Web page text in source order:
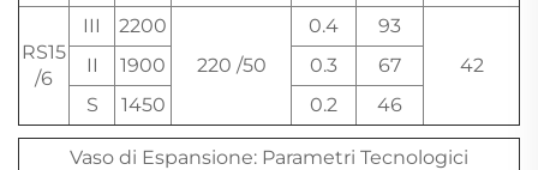
RS15
/6
III
2200
220 /50
0.4
93
42
II 1900 0.3
67
S
1450 0.2 46
Vaso di Espansione: Parametri Tecnologici